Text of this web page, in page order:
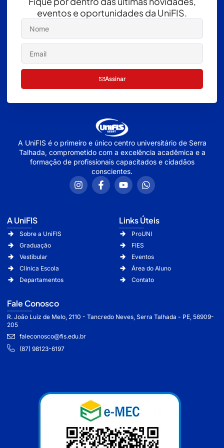
eventos e oportunidades da UniFIS.
Assinar
A UniFIS é o primeiro e único centro universitário de Serra
Talhada, comprometido com a excelência acadêmica e a
formação de profissionais capacitados e cidadãos
conscientes.
A UniFIS
Sobre a UniFIS
Graduação
Vestibular
Clínica Escola
Departamentos
Links Úteis
ProUNI
FIES
Eventos
Área do Aluno
Contato
Fale Conosco
R. João Luiz de Melo, 2110 - Tancredo Neves, Serra Talhada - PE, 56909-
205
faleconosco@fis.edu.br
(‪87) 98123-6197